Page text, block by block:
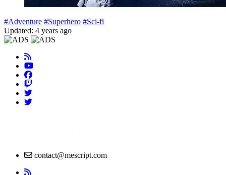
#Adventure #Superhero #Sci-fi
Updated: 4 years ago
contact@mescript.com